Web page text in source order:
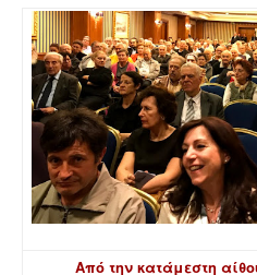
Από την κατάμεστη